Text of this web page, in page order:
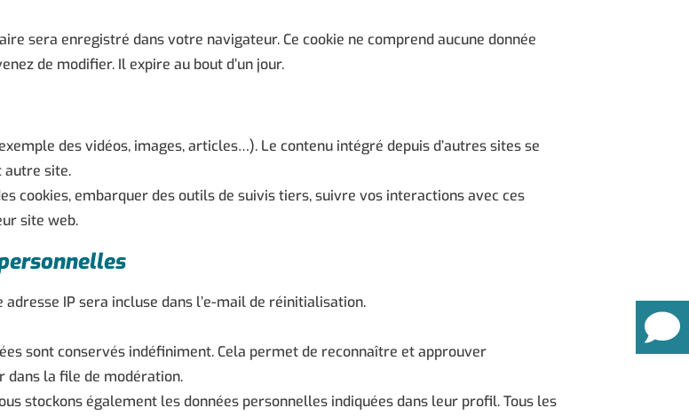
sera enregistré dans votre navigateur. Ce cookie ne comprend aucune donnée
de modifier. Il expire au bout d’un jour.
des vidéos, images, articles…). Le contenu intégré depuis d’autres sites se
autre site.
cookies, embarquer des outils de suivis tiers, suivre vos interactions avec ces
site web.
IP sera incluse dans l’e-mail de réinitialisation.
sont conservés indéfiniment. Cela permet de reconnaître et approuver
dans la file de modération.
stockons également les données personnelles indiquées dans leur profil. Tous les